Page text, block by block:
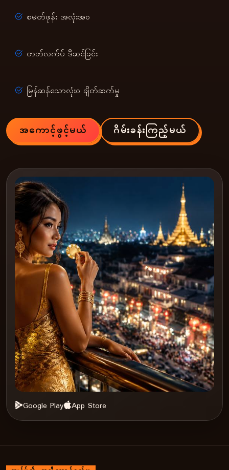
စမတ်ဖုန်း အလုံးအဝ
တဘ်လက်ပ် ဒီဆင်ခြင်း
မြန်ဆန်သောလုံးဝ ချိတ်ဆက်မှု
အကောင့်ဖွင့်မယ် ဂိမ်းခန်းကြည့်မယ်
Google Play App Store